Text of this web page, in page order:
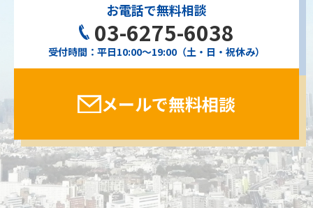
お電話で無料相談
03-6275-6038
受付時間：平日10:00〜19:00（土・日・祝休み）
メールで無料相談